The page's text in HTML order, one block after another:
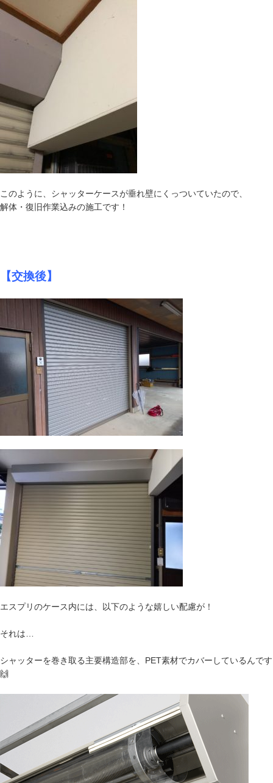
このように、シャッターケースが垂れ壁にくっついていたので、
解体・復旧作業込みの施工です！
【交換後】
エスプリのケース内には、以下のような嬉しい配慮が！
それは…
シャッターを巻き取る主要構造部を、PET素材でカバーしているんです
🙌